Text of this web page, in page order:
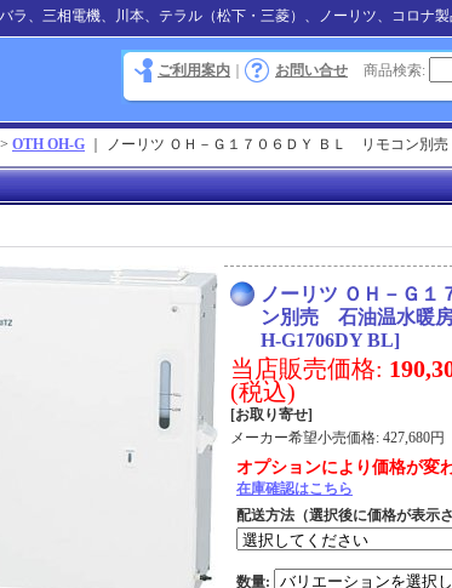
ラ、三相電機、川本、テラル（松下・三菱）、ノーリツ、コロナ
ご利用案内 ｜ お問い合せ 商品検索:
OTH OH-G ノーリツ ＯＨ－Ｇ１７０６ＤＹ ＢＬ リモコン別
ノーリツ ＯＨ－Ｇ
ン別売 石油温水暖
H-G1706DY BL]
当店販売価格:
(税込)
[お取り寄せ]
メーカー希望小売価格: 427,680円
オプションにより価格が変
在庫確認はこちら
配送方法（選択後に価格が表示さ
数量: